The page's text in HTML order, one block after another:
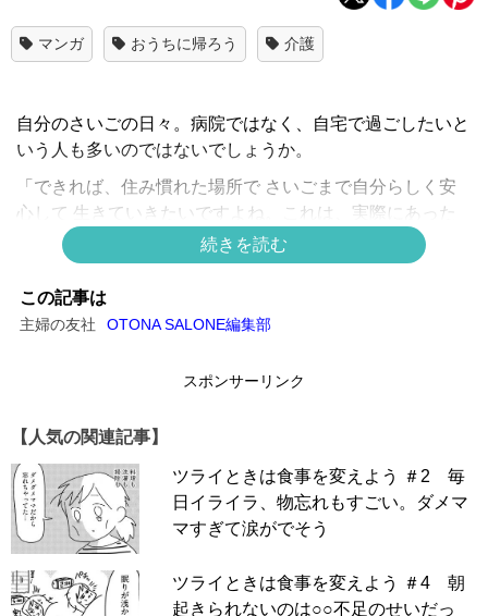
マンガ おうちに帰ろう 介護
自分のさいごの日々。病院ではなく、自宅で過ごしたいと
いう人も多いのではないでしょうか。
「できれば、住み慣れた場所で さいごまで自分らしく安
心して 生きていきたいですよね。これは、実際にあった
私の患者さんのお話です」在宅医療専門クリニックを立ち
上げて２０年の“たんぽぽ先生”が実際にかかわった患者さ
んのお話を、ミューズワーク(ねこまき)さんのマンガで贈
ります。
続きを読む
この記事は
主婦の友社 OTONA SALONE編集部
スポンサーリンク
【人気の関連記事】
ツライときは食事を変えよう ＃2 毎
日イライラ、物忘れもすごい。ダメマ
マすぎて涙がでそう
ツライときは食事を変えよう ＃4 朝
起きられないのは○○不足のせいだっ